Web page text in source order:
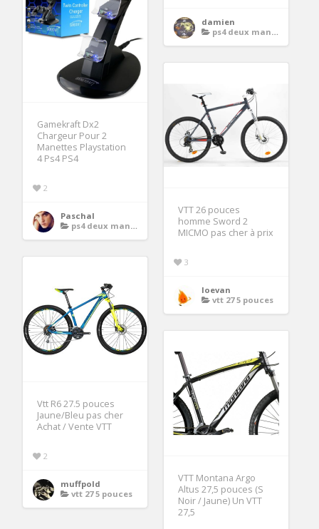
damien
ps4 deux manettes
Gamekraft Dx2
Chargeur Pour 2
Manettes Playstation
4 Ps4 PS4
2
Paschal
ps4 deux manettes
VTT 26 pouces
homme Sword 2
MICMO pas cher à prix
3
loevan
vtt 27 5 pouces
Vtt R6 27.5 pouces
Jaune/Bleu pas cher
Achat / Vente VTT
2
muffpold
vtt 27 5 pouces
VTT Montana Argo
Altus 27,5 pouces (S
Noir / Jaune) Un VTT
27,5